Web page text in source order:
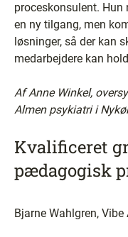
proceskonsulent.
en ny tilgang, men
løsninger, så der kan
medarbejdere kan
Af Anne Winkel,
Almen psykiatri i
Kvalificeret
pædagogisk
Bjarne Wahlgren, Vibe